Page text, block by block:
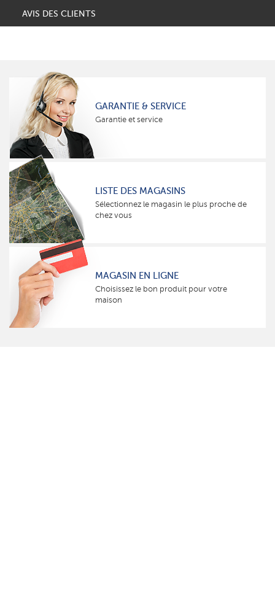
AVIS DES CLIENTS
GARANTIE & SERVICE
Garantie et service
LISTE DES MAGASINS
Sélectionnez le magasin le plus proche de
chez vous
MAGASIN EN LIGNE
Choisissez le bon produit pour votre
maison